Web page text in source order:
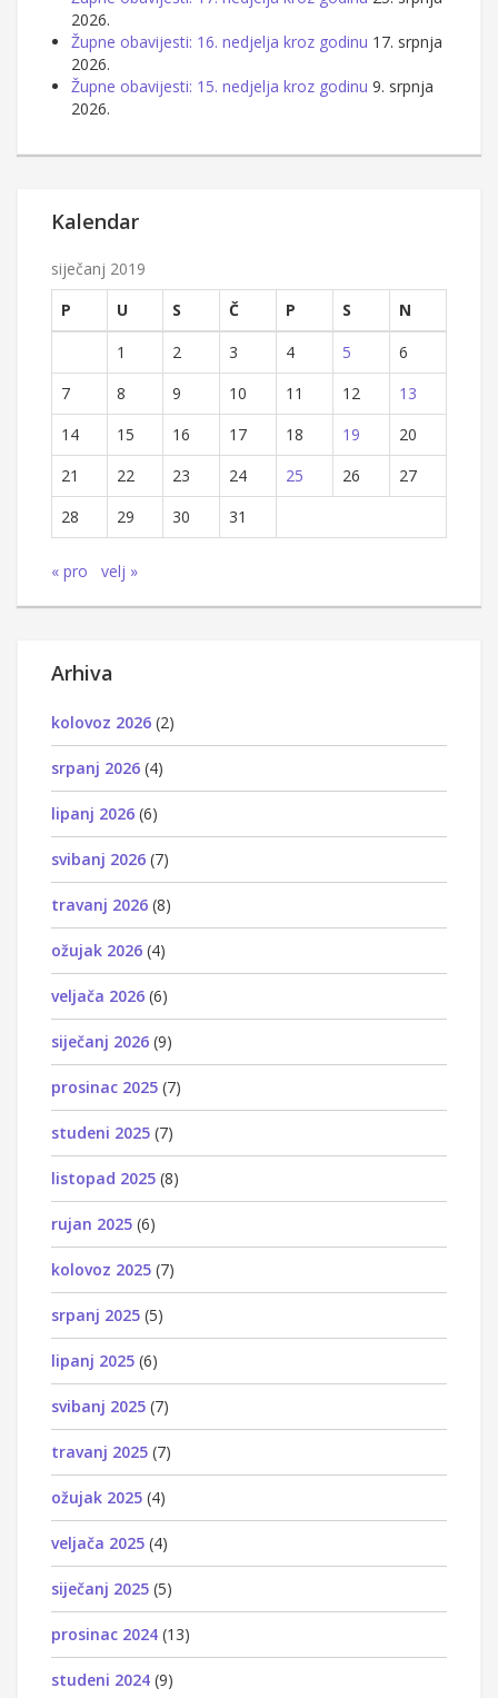
2026.
Župne obavijesti: 16. nedjelja kroz godinu 17. srpnja
2026.
Župne obavijesti: 15. nedjelja kroz godinu 9. srpnja
2026.
Kalendar
siječanj 2019
P
U S Č P S
N
1
2 3 4 5
6
7
8 9 10 11 12
13
14
15 16 17 18 19
20
21
22 23 24 25 26
27
28
29 30 31
« pro velj »
Arhiva
kolovoz 2026 (2)
srpanj 2026 (4)
lipanj 2026 (6)
svibanj 2026 (7)
travanj 2026 (8)
ožujak 2026 (4)
veljača 2026 (6)
siječanj 2026 (9)
prosinac 2025 (7)
studeni 2025 (7)
listopad 2025 (8)
rujan 2025 (6)
kolovoz 2025 (7)
srpanj 2025 (5)
lipanj 2025 (6)
svibanj 2025 (7)
travanj 2025 (7)
ožujak 2025 (4)
veljača 2025 (4)
siječanj 2025 (5)
prosinac 2024 (13)
studeni 2024 (9)